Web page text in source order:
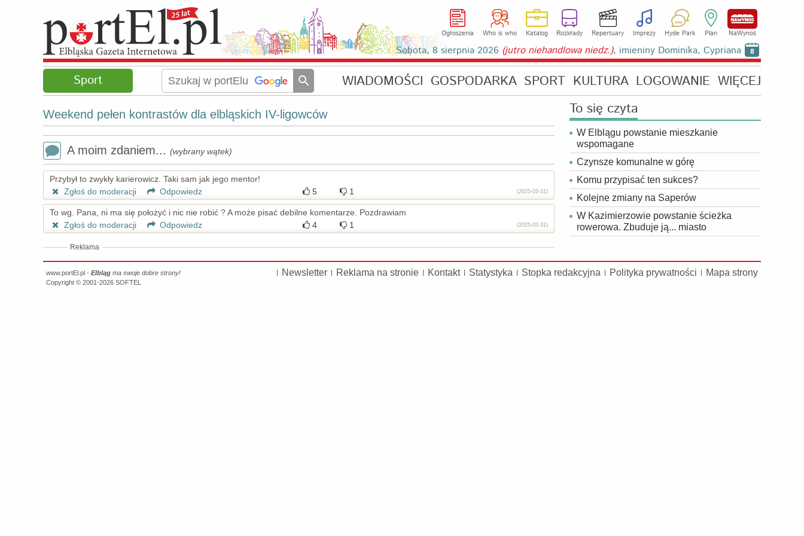
Ogłoszenia Who is who Katalog Rozkłady Repertuary Imprezy Hyde Park Plan NaWynos
Sobota, 8 sierpnia 2026 (jutro niehandlowa niedz.), imieniny Dominika, Cypriana 8
Sport WIADOMOŚCI GOSPODARKA SPORT KULTURA LOGOWANIE WIĘCEJ
Weekend pełen kontrastów dla elbląskich IV-ligowców
A moim zdaniem... (wybrany wątek)
Przybył to zwykły karierowicz. Taki sam jak jego mentor!
Zgłoś do moderacji
Odpowiedz 5 1 (2025-03-31)
To wg. Pana, ni ma się położyć i nic nie robić ? A może pisać debilne komentarze. Pozdrawiam
Zgłoś do moderacji
Odpowiedz 4 1 (2025-03-31)
Reklama
To się czyta
W Elblągu powstanie mieszkanie
wspomagane
Czynsze komunalne w górę
Komu przypisać ten sukces?
Kolejne zmiany na Saperów
W Kazimierzowie powstanie ścieżka
rowerowa. Zbuduje ją... miasto
Newsletter Reklama na stronie Kontakt Statystyka Stopka redakcyjna Polityka prywatności Mapa strony
www.portEl.pl - Elbląg ma swoje dobre strony!
Copyright © 2001-2026 SOFTEL